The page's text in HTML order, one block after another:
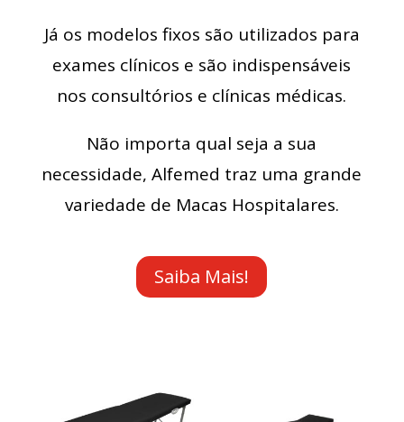
Já os modelos fixos são utilizados para
exames clínicos e são indispensáveis
nos consultórios e clínicas médicas.
Não importa qual seja a sua
necessidade, Alfemed traz uma grande
variedade de Macas Hospitalares.
Saiba Mais!